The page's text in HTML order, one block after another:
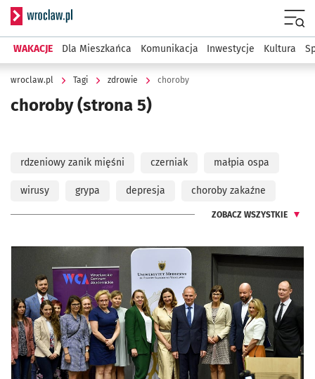
Serwis informacyjny wroclaw.pl
WAKACJE Dla Mieszkańca Komunikacja Inwestycje Kultura
wroclaw.pl Tagi zdrowie choroby
choroby(strona 5)
rdzeniowy zanik mięśni czerniak małpia ospa
wirusy grypa depresja choroby zakaźne
ZOBACZ WSZYSTKIE